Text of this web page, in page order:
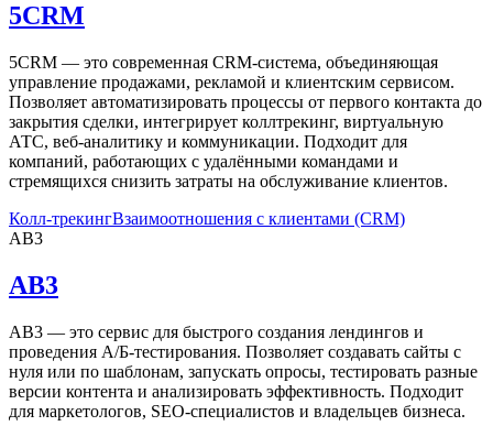
5CRM
5CRM — это современная CRM-система, объединяющая
управление продажами, рекламой и клиентским сервисом.
Позволяет автоматизировать процессы от первого контакта до
закрытия сделки, интегрирует коллтрекинг, виртуальную
АТС, веб-аналитику и коммуникации. Подходит для
компаний, работающих с удалёнными командами и
стремящихся снизить затраты на обслуживание клиентов.
Колл-трекингВзаимоотношения с клиентами (CRM)
AB3
AB3
AB3 — это сервис для быстрого создания лендингов и
проведения А/Б-тестирования. Позволяет создавать сайты с
нуля или по шаблонам, запускать опросы, тестировать разные
версии контента и анализировать эффективность. Подходит
для маркетологов, SEO-специалистов и владельцев бизнеса.